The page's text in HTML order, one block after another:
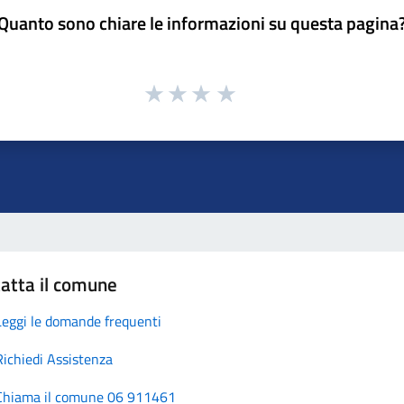
sono chiare le informazioni su questa
il comune
le domande frequenti
Assistenza
il comune 06 911461